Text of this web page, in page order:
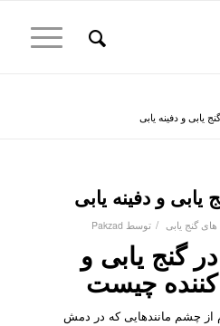
یابی و دفینه یابی
و دفینه یابی
های گنج یابی / توسط Pakzad
گنج یابی و
کننده چیست
چشم مانندهایی که در دمش